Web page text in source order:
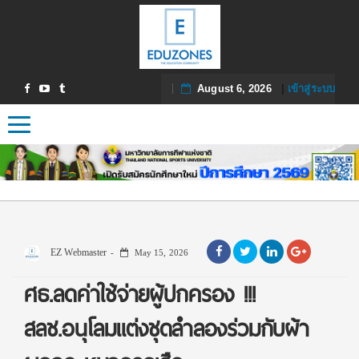
August 6, 2026| เข้าสู่ระบบ
Toggle navigation
EZ Webmaster May 15, 2026
ศธ.ลดค่าใช้จ่ายผู้ปกครอง !!!
สลช.อนุโลมแต่งชุดลำลองร่วมกับผ้า